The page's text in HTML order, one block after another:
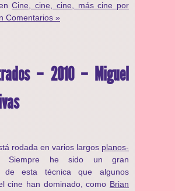
enCine, cine, cine, más cine por
Comentarios »
– 2010 – Miguel
rodada en varios largos planos-
. Siempre he sido un gran
de esta técnica que algunos
cine han dominado, como Brian